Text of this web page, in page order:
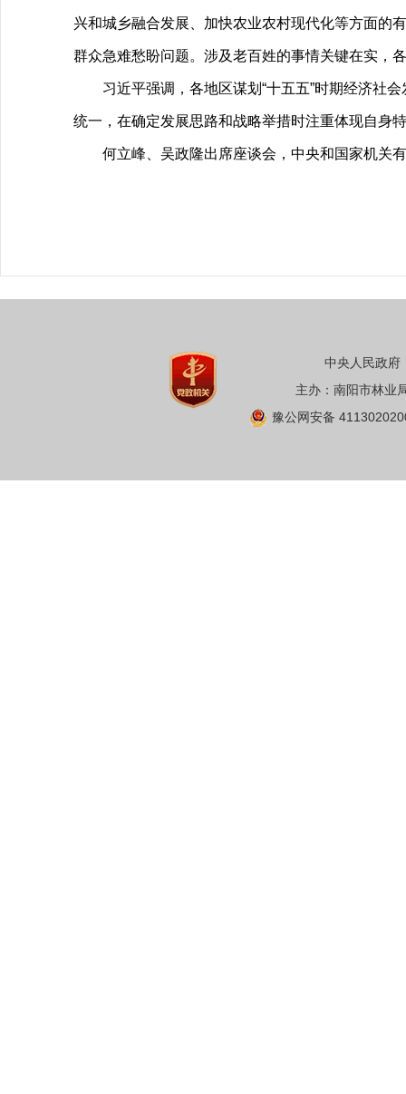
兴和城乡融合发展、加快农业农村现代化等方面的
群众急难愁盼问题。涉及老百姓的事情关键在实，
习近平强调，各地区谋划“十五五”时期经济社
统一，在确定发展思路和战略举措时注重体现自身
何立峰、吴政隆出席座谈会，中央和国家机关
中央人民政府
主办：南阳市林
豫公网安备